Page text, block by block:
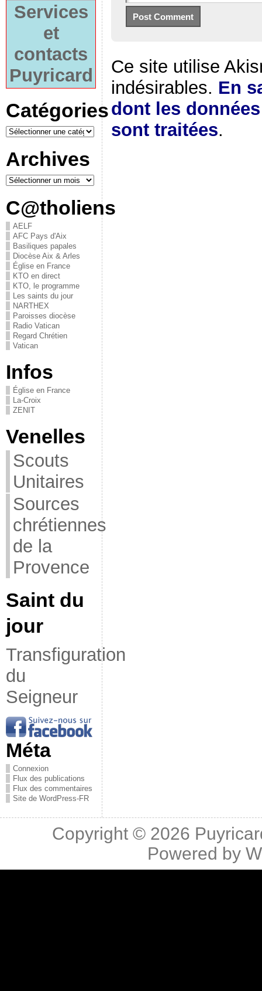
Services
et
contacts
Puyricard
Catégories
Archives
C@tholiens
AELF
AFC Pays d'Aix
Basiliques papales
Diocèse Aix & Arles
Église en France
KTO en direct
KTO, le programme
Les saints du jour
NARTHEX
Paroisses diocèse
Radio Vatican
Regard Chrétien
Vatican
Infos
Église en France
La-Croix
ZENIT
Venelles
Scouts
Unitaires
Sources
chrétiennes
de la
Provence
Saint du
jour
Transfiguration
du
Seigneur
Méta
Connexion
Flux des publications
Flux des commentaires
Site de WordPress-FR
Ce site utilise
indésirables. En
dont les
sont traitées.
Copyright © 2026
Powered by